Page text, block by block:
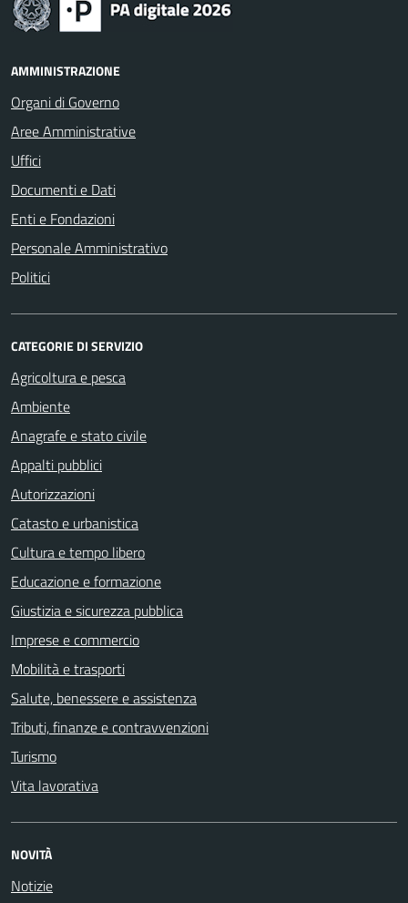
AMMINISTRAZIONE
Organi di Governo
Aree Amministrative
Uffici
Documenti e Dati
Enti e Fondazioni
Personale Amministrativo
Politici
CATEGORIE DI SERVIZIO
Agricoltura e pesca
Ambiente
Anagrafe e stato civile
Appalti pubblici
Autorizzazioni
Catasto e urbanistica
Cultura e tempo libero
Educazione e formazione
Giustizia e sicurezza pubblica
Imprese e commercio
Mobilità e trasporti
Salute, benessere e assistenza
Tributi, finanze e contravvenzioni
Turismo
Vita lavorativa
NOVITÀ
Notizie